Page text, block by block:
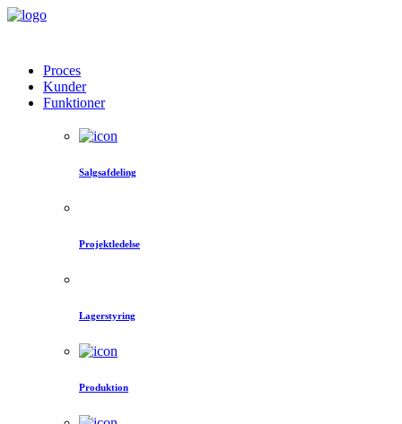
Proces
Kunder
Funktioner
Salgsafdeling
Projektledelse
Lagerstyring
Produktion